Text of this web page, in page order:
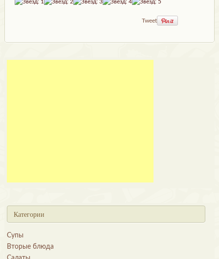
Tweet
Категории
Супы
Вторые блюда